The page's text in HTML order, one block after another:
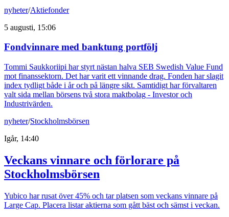
nyheter/Aktiefonder
5 augusti, 15:06
Fondvinnare med banktung portfölj
Tommi Saukkoriipi har styrt nästan halva SEB Swedish Value Fund
mot finanssektorn. Det har varit ett vinnande drag. Fonden har slagit
index tydligt både i år och på längre sikt. Samtidigt har förvaltaren
valt sida mellan börsens två stora maktbolag - Investor och
Industrivärden.
nyheter/Stockholmsbörsen
Igår, 14:40
Veckans vinnare och förlorare på
Stockholmsbörsen
Yubico har rusat över 45% och tar platsen som veckans vinnare på
Large Cap. Placera listar aktierna som gått bäst och sämst i veckan.